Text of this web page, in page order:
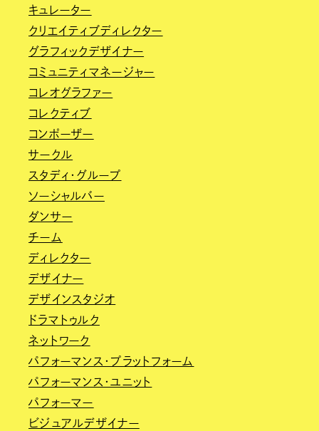
キュレーター
クリエイティブディレクター
グラフィックデザイナー
コミュニティマネージャー
コレオグラファー
コレクティブ
コンポーザー
サークル
スタディ・グループ
ソーシャルバー
ダンサー
チーム
ディレクター
デザイナー
デザインスタジオ
ドラマトゥルク
ネットワーク
パフォーマンス・プラットフォーム
パフォーマンス・ユニット
パフォーマー
ビジュアルデザイナー